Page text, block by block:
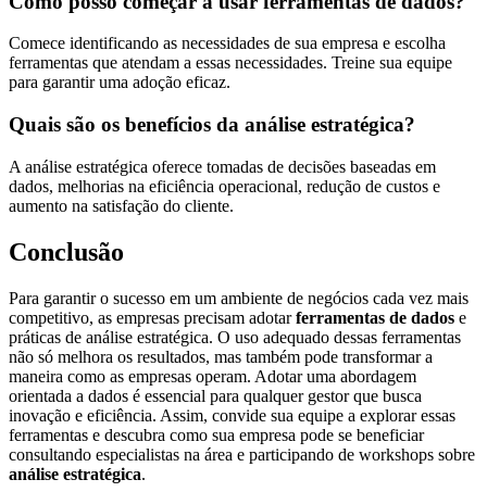
Comece identificando as necessidades de sua empresa e escolha
ferramentas que atendam a essas necessidades. Treine sua equipe
para garantir uma adoção eficaz.
Quais são os benefícios da análise estratégica?
A análise estratégica oferece tomadas de decisões baseadas em
dados, melhorias na eficiência operacional, redução de custos e
aumento na satisfação do cliente.
Conclusão
Para garantir o sucesso em um ambiente de negócios cada vez mais
competitivo, as empresas precisam adotarferramentas de dados e
práticas de análise estratégica. O uso adequado dessas ferramentas
não só melhora os resultados, mas também pode transformar a
maneira como as empresas operam. Adotar uma abordagem
orientada a dados é essencial para qualquer gestor que busca
inovação e eficiência. Assim, convide sua equipe a explorar essas
ferramentas e descubra como sua empresa pode se beneficiar
consultando especialistas na área e participando de workshops sobre
análise estratégica.